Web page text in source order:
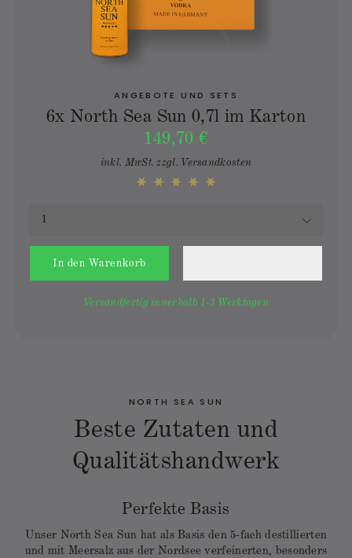
ANGEBOTE UND SETS
6x North Sea Sun 0,7l im Karton
149,70 €
inkl. MwSt.zzgl. Versandkosten
In den Warenkorb
Versandfertig innerhalb 1-3 Werktagen
NORTH SEA SUN
Beste Zutaten und
Qualitätshandwerk
Perfekte Basis
Unser North Sea Sun hat als Basis den 5-fach destillierten
und mit Meersalz aus der Nordsee verfeinerten, besonders